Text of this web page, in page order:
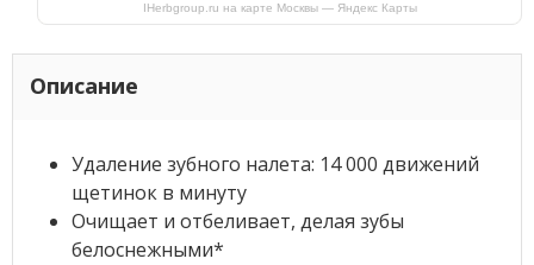
IHerbgroup.ru на карте Москвы — Яндекс Карты
Описание
Удаление зубного налета: 14 000 движений
щетинок в минуту
Очищает и отбеливает, делая зубы
белоснежными*